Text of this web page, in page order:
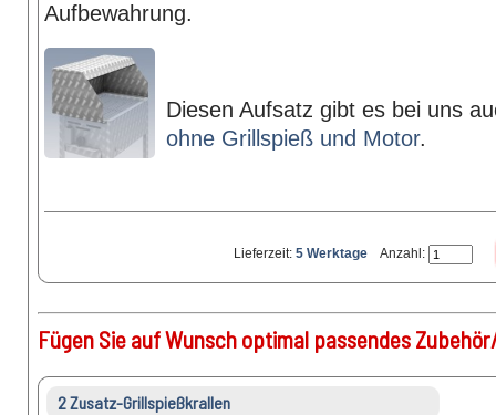
Aufbewahrung.
Diesen Aufsatz gibt es bei uns
ohne Grillspieß und Motor.
Lieferzeit: 5 Werktage Anzahl:
Fügen Sie auf Wunsch optimal passendes
2 Zusatz-Grillspießkrallen